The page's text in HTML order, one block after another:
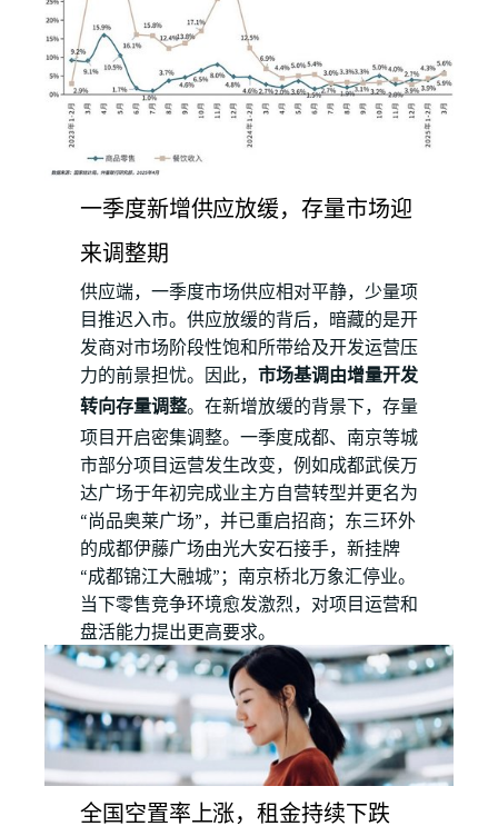
一季度新增供应放缓，存量市场迎
来调整期
供应端，一季度市场供应相对平静，少量项
目推迟入市。供应放缓的背后，暗藏的是开
发商对市场阶段性饱和所带给及开发运营压
力的前景担忧。因此， 市场基调由增量开发
转向存量调整。在新增放缓的背景下，存量
项目开启密集调整。一季度成都、南京等城
市部分项目运营发生改变，例如成都武侯万
达广场于年初完成业主方自营转型并更名为
“尚品奥莱广场”，并已重启招商；东三环外
的成都伊藤广场由光大安石接手，新挂牌
“成都锦江大融城”；南京桥北万象汇停业。
当下零售竞争环境愈发激烈，对项目运营和
盘活能力提出更高要求。
全国空置率上涨，租金持续下跌